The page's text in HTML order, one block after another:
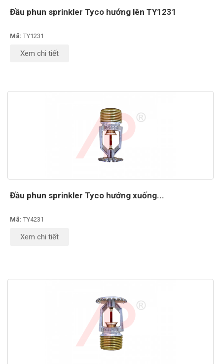
Đầu phun sprinkler Tyco hướng lên TY1231
Mã: TY1231
Xem chi tiết
Đầu phun sprinkler Tyco hướng xuống...
Mã: TY4231
Xem chi tiết